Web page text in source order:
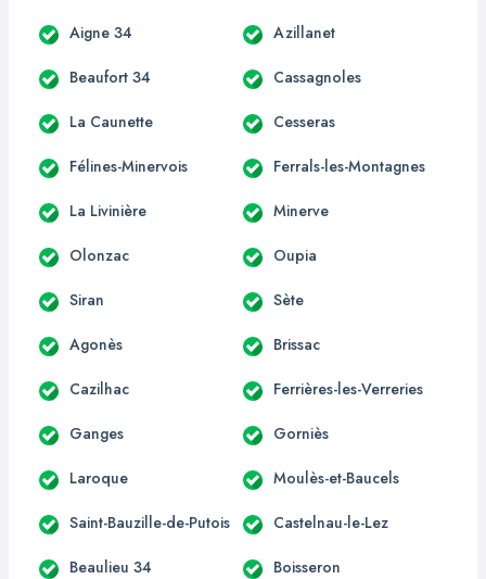
Aigne 34 Azillanet
Beaufort 34 Cassagnoles
La Caunette Cesseras
Félines-Minervois Ferrals-les-Montagnes
La Livinière Minerve
Olonzac Oupia
Siran Sète
Agonès Brissac
Cazilhac Ferrières-les-Verreries
Ganges Gorniès
Laroque Moulès-et-Baucels
Saint-Bauzille-de-Putois Castelnau-le-Lez
Beaulieu 34 Boisseron